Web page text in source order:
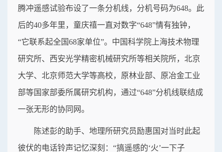
腾冲遥感试验布设了一条分机线，分机号码为648。此
后的40多年里，童庆禧一直对数字“648”情有独钟，
“它联系起全国68家单位”。中国科学院上海技术物理
研究所、西安光学精密机械研究所等相关院所，北京
大学、北京师范大学等高校，原林业部、原冶金工业
部等国家部委所属研究机构，通过“648”分机线联结成
一张无形的协同网。
陈述彭的助手、地理所研究员励惠国对当时此起
彼伏的电话铃声记忆深刻：“搞遥感的‘火’一下子